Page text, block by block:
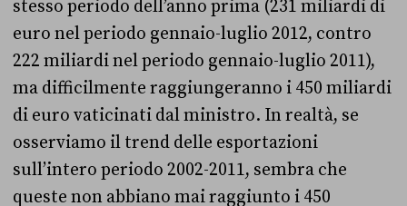
stesso periodo dell’anno prima (231 miliardi di
euro nel periodo gennaio-luglio 2012, contro
222 miliardi nel periodo gennaio-luglio 2011),
ma difficilmente raggiungeranno i 450 miliardi
di euro vaticinati dal ministro. In realtà, se
osserviamo il trend delle esportazioni
sull’intero periodo 2002-2011, sembra che
queste non abbiano mai raggiunto i 450